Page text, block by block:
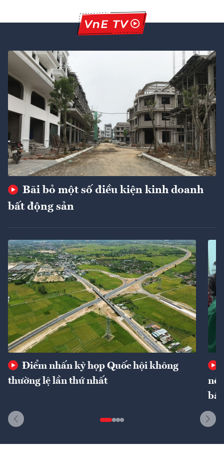
Bãi bỏ một số điều kiện kinh doanh
bất động sản
Điểm nhấn kỳ họp Quốc hội không
thường lệ lần thứ nhất